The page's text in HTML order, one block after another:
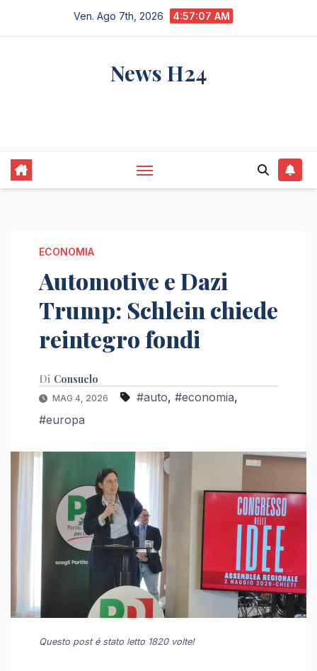
Ven. Ago 7th, 2026 4:57:08 AM
News H24
ECONOMIA
Automotive e Dazi
Trump: Schlein chiede
reintegro fondi
Di Consuelo
MAG 4, 2026 #auto, #economia,
#europa
Questo post é stato letto 1820 volte!